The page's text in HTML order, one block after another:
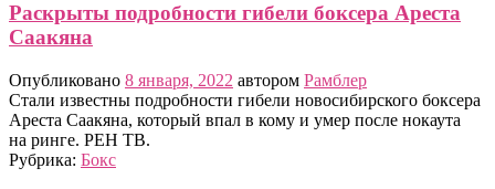
Раскрыты подробности гибели боксера Ареста
Саакяна
Опубликовано 8 января, 2022 автором Рамблер
Стали известны подробности гибели новосибирского боксера
Ареста Саакяна, который впал в кому и умер после нокаута
на ринге. РЕН ТВ.
Рубрика: Бокс